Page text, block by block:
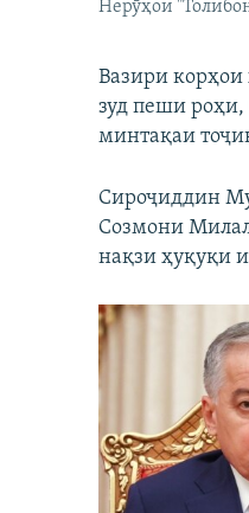
Нерӯҳои
Вазири корҳои
зуд пеши роҳи,
минтақаи
Сироҷиддин
Созмони
нақзи ҳуқуқи